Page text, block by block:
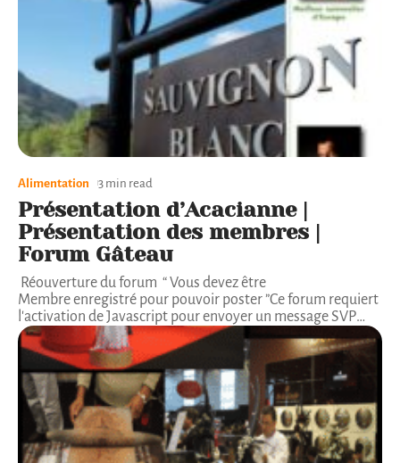
Alimentation 3 min read
Présentation d’Acacianne |
Présentation des membres |
Forum Gâteau
Réouverture du forum “ Vous devez être
Membre enregistré pour pouvoir poster ”Ce forum requiert
l'activation de Javascript pour envoyer un message SVP…